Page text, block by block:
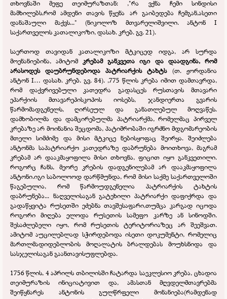
თხოვნაში მეფე თეიმურაზთან: ,"რა ვქნა ჩემი სინდისი
მამხილებს,რომ ამდენი თავის წყენა არ გაიბედება ჩემგან,ასეთი
დანაშაული მაქვს..." (ნიკოლოზ მთვარელიშვილი. ანტონ I
საქართველოს კათალიკოზი, დასახ. კრებ. გვ. 21).
საერთოდ თავიდან კათალიკოზი მტკიცედ იდგა, არ სურდა
მოენანიებინა, ამიტომკრებამ განკვეთა იგი და დაადგინა, რომ
არასოდეს დაუბრუნდებოდა პატრიარქის ტახტს(თ. ჟორდანია
ანტონ I… დასახ. კრებ. გვ. 84). ,775 წლის კრება იმით დამთავრდა,
რომ დაქვრივებული კათედრა გადასცეს რუსთავის მთავარი
ეპარქიის მთავარეპისკოპოს იოსებს, ჯანდიერთა გვარის
წარმომადგენელს, ღირსეულ და განათლებულ მოღვაწეს.
დამხობილმა და დამცირებულმა პატრიარქმა, რომელმაც პირველ
კრებაზე არ მოინანია შეცდომა, პატიმრობაში იგრძნო მდგომარეობის
მთელი სიმძიმე და მისი მტკიცე ნებისყოფაც შეირყა. შეიძლება
ანტონმა საპატრიარქო კათედრაზე დაბრუნება მოითხოვა, მაგრამ
კრებამ არ დააკმაყოფილა მისი თხოვნა, ფიცით იყო განკვეთილი.
როგორც ჩანს, მეორე კრების დადგენილებამ არ დააკმაყოფილა
ანტონი.იგი საბოლოოდ დარწმუნდა, რომ მისი საქმე საქართველოში
წაგებულია, რომ წარმოუდგენელია პატრიარქის ტახტის
დაბრუნება... ნაღველისაგან გატეხილი პატრიარქი დაფიქრდა და
გადაწყვიტა რუსეთში ეძებნა თავშესაფარი,თუმცა კარგად იცოდა
როგორი მიღება ელოდა რუსეთის სამეფო კარზე ან სინოდში.
შესაძლებელი იყო, რომ რუსეთის ტერიტორიაზეც არ შეეშვათ.
ამიტომ აუცილებლად სჭირდებოდა ისეთი დოკუმენტი, რომელიც
მართლმადიდებლობის მოღალატის ბრალდებას მოუხსნიდა და
სასჯელისაგან გაანთავისუფლებდა.
1756 წლის, 4 აპრილს თბილისში ჩატარდა საეკლესიო კრება, ცხადია
თეიმურაზის ინიციატივით და, ამასთან მღვდელმთავრებმა
შეიწყნარეს ანტონის გულწრფელი მონანიება(რამდენად